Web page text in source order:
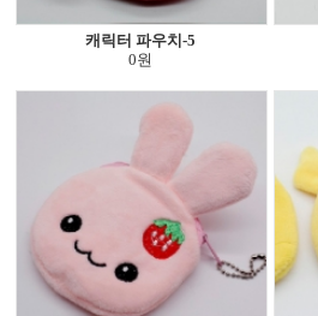
캐릭터 파우치-5
0원